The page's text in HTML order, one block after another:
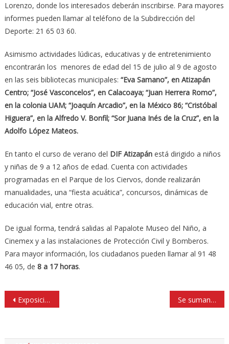
Lorenzo, donde los interesados deberán inscribirse. Para mayores
informes pueden llamar al teléfono de la Subdirección del
Deporte: 21 65 03 60.
Asimismo actividades lúdicas, educativas y de entretenimiento
encontrarán los menores de edad del 15 de julio al 9 de agosto
en las seis bibliotecas municipales: “Eva Samano”, en Atizapán
Centro; “José Vasconcelos”, en Calacoaya; “Juan Herrera Romo”,
en la colonia UAM; “Joaquín Arcadio”, en la México 86; “Cristóbal
Higuera”, en la Alfredo V. Bonfil; “Sor Juana Inés de la Cruz”, en la
Adolfo López Mateos.
En tanto el curso de verano del DIF Atizapánestá dirigido a niños
y niñas de 9 a 12 años de edad. Cuenta con actividades
programadas en el Parque de los Ciervos, donde realizarán
manualidades, una “fiesta acuática”, concursos, dinámicas de
educación vial, entre otras.
De igual forma, tendrá salidas al Papalote Museo del Niño, a
Cinemex y a las instalaciones de Protección Civil y Bomberos.
Para mayor información, los ciudadanos pueden llamar al 91 48
46 05, de 8 a 17 horas.
Navegación
de
Exposición «Color» de artistas del Colectivo Orgánico Se suman empresarios a la adopción de un área verde